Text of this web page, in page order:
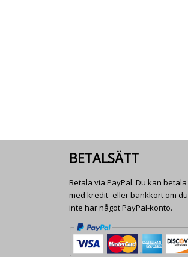
BETALSÄTT
Betala via PayPal. Du kan betala
med kredit- eller bankkort om du
inte har något PayPal-konto.